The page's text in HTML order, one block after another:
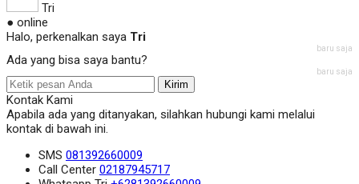
Tri
● online
Halo, perkenalkan saya Tri
baru saja
Ada yang bisa saya bantu?
baru saja
Kirim
Kontak Kami
Apabila ada yang ditanyakan, silahkan hubungi kami melalui
kontak di bawah ini.
SMS 081392660009
Call Center 02187945717